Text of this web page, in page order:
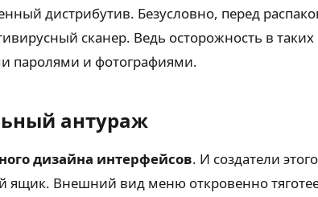
дистрибутив. Безусловно, перед
сканер. Ведь осторожность в
паролями и фотографиями.
антураж
дизайна интерфейсов. И создатели
Внешний вид меню откровенно